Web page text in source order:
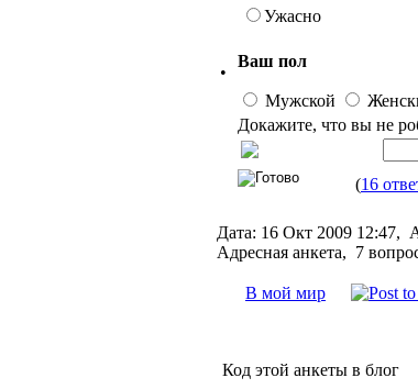
Ужасно
•
Ваш пол
Мужской
Докажите, что вы не
(16
Дата: 16 Окт 2009 12:47,
Адресная анкета, 7
В мой мир
Код этой анкеты в блог